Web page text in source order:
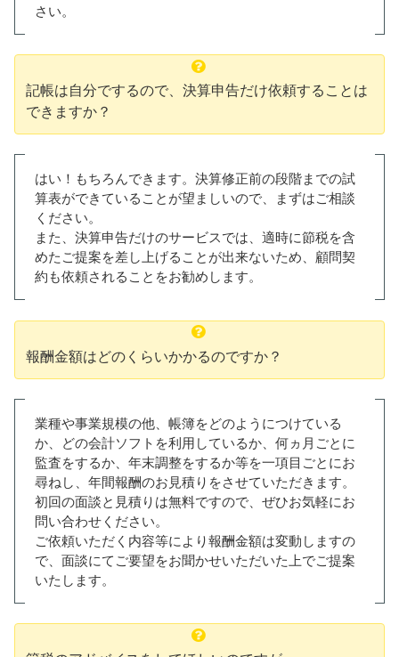
さい。
記帳は自分でするので、決算申告だけ依頼することは
できますか？
はい！もちろんできます。決算修正前の段階までの試
算表ができていることが望ましいので、まずはご相談
ください。
また、決算申告だけのサービスでは、適時に節税を含
めたご提案を差し上げることが出来ないため、顧問契
約も依頼されることをお勧めします。
報酬金額はどのくらいかかるのですか？
業種や事業規模の他、帳簿をどのようにつけている
か、どの会計ソフトを利用しているか、何ヵ月ごとに
監査をするか、年末調整をするか等を一項目ごとにお
尋ねし、年間報酬のお見積りをさせていただきます。
初回の面談と見積りは無料ですので、ぜひお気軽にお
問い合わせください。
ご依頼いただく内容等により報酬金額は変動しますの
で、面談にてご要望をお聞かせいただいた上でご提案
いたします。